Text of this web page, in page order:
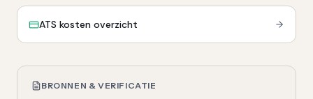
ATS kosten overzicht
BRONNEN & VERIFICATIE